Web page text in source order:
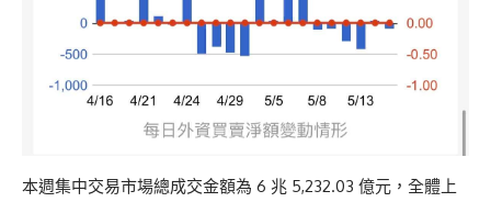
本週集中交易市場總成交金額為 6 兆 5,232.03 億元，全體上